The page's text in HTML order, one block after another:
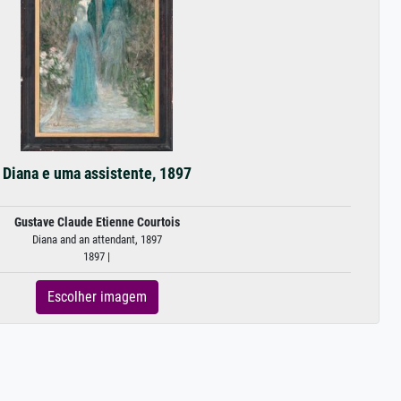
Diana e uma assistente, 1897
Gustave Claude Etienne Courtois
Diana and an attendant, 1897
1897 |
Escolher imagem